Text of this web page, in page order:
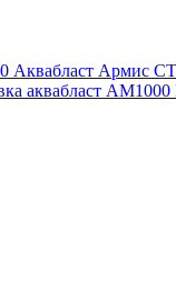
Аквабласт Армис
аквабласт